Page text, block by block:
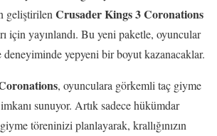
geliştirilen Crusader Kings 3 Coronations
için yayınlandı. Bu yeni paketle, oyuncular
deneyiminde yepyeni bir boyut kazanacaklar.
, oyunculara görkemli taç giyme
sunuyor. Artık sadece hükümdar
töreninizi planlayarak, krallığınızın